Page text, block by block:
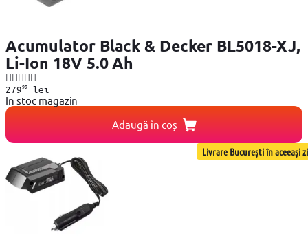
Acumulator Black & Decker BL5018-XJ,
Li-Ion 18V 5.0 Ah
27999lei
In stoc magazin
Adaugă în coș
Livrare București în aceeași zi